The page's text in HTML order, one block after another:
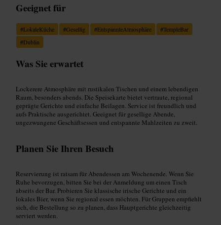
Geeignet für
#LokaleKüche #Gesellig #EntspannteAtmosphäre #TempleBar
#Dublin
Was Sie erwartet
Lockerere Atmosphäre mit rustikalen Tischen und einem lebendigen
Raum, besonders abends. Die Speisekarte bietet vertraute, regional
geprägte Gerichte und einfache Beilagen. Service ist freundlich und
aufs Praktische ausgerichtet. Geeignet für gesellige Abende,
ungezwungene Geschäftsessen und entspannte Mahlzeiten zu zweit.
Planen Sie Ihren Besuch
Reservierung ist ratsam für Abendessen am Wochenende. Wenn Sie
Ruhe bevorzugen, bitten Sie bei der Anmeldung um einen Tisch
abseits der Bar. Probieren Sie klassische irische Gerichte und ein
lokales Bier, wenn Sie regional essen möchten. Für Gruppen empfiehlt
sich, die Bestellung so zu planen, dass Hauptgerichte gleichzeitig
serviert werden.